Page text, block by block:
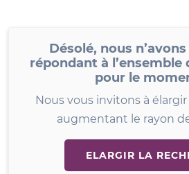
Désolé, nous
répondant à l’ensemble
pour le
Nous vous invitons à
augmentant le rayon
ELARGIR LA